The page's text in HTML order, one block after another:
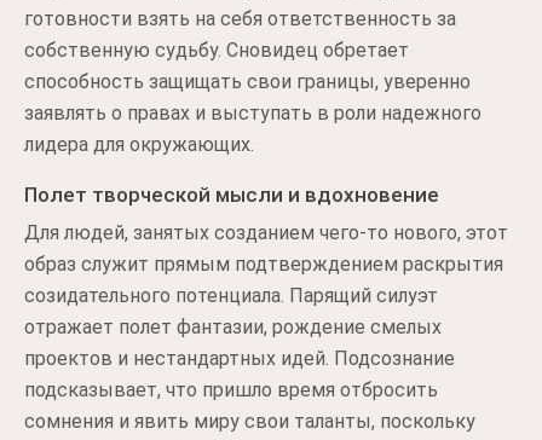
готовности взять на себя ответственность за
собственную судьбу. Сновидец обретает
способность защищать свои границы, уверенно
заявлять о правах и выступать в роли надежного
лидера для окружающих.
Полет творческой мысли и вдохновение
Для людей, занятых созданием чего-то нового, этот
образ служит прямым подтверждением раскрытия
созидательного потенциала. Парящий силуэт
отражает полет фантазии, рождение смелых
проектов и нестандартных идей. Подсознание
подсказывает, что пришло время отбросить
сомнения и явить миру свои таланты, поскольку